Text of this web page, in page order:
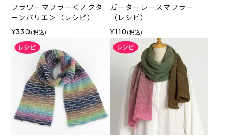
フラワーマフラー＜ノクタ
ーンバリエ＞（レシピ）
¥330 (税込)
ガーターレースマフラー
（レシピ）
¥110 (税込)